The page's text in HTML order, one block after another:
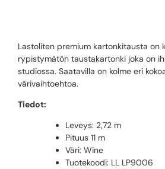
Lastoliten premium kartonkitausta on
rypistymätön taustakartonki joka on
studiossa. Saatavilla on kolme eri
värivaihtoehtoa.
Tiedot:
Leveys: 2,72 m
Pituus 11 m
Väri: Wine
Tuotekoodi: LL LP9006